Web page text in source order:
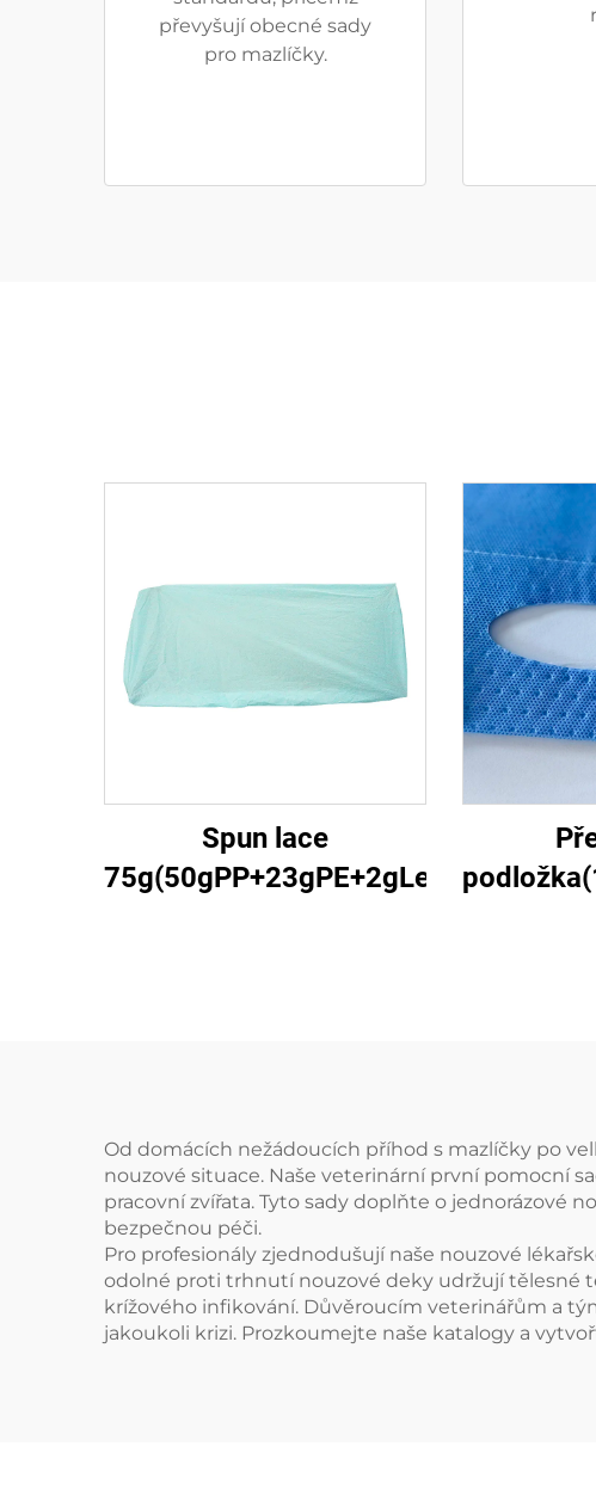
převyšují obecné sady
pro mazlíčky.
Spun lace
75g(50gPP+23gPE+2gLejstro)3
Od domácích nežádoucích příhod s mazlíčky po
nouzové situace. Naše veterinární první pomocní
pracovní zvířata. Tyto sady doplňte o jednorázové
bezpečnou péči.
Pro profesionály zjednodušují naše nouzové
odolné proti trhnutí nouzové deky udržují tělesné
krížového infikování. Důvěroucím veterinářům a
jakoukoli krizi. Prozkoumejte naše katalogy a